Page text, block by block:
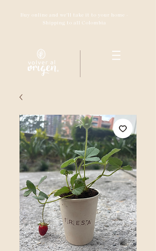
Buy online and we'll take it to your home -
Shipping to all Colombia